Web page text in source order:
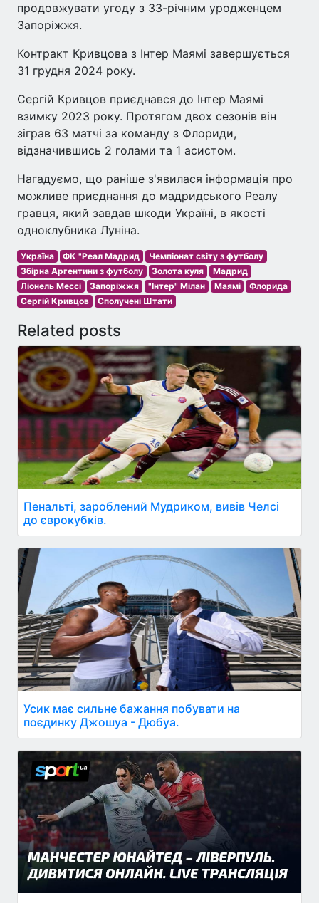
продовжувати угоду з 33-річним уродженцем
Запоріжжя.
Контракт Кривцова з Інтер Маямі завершується
31 грудня 2024 року.
Сергій Кривцов приєднався до Інтер Маямі
взимку 2023 року. Протягом двох сезонів він
зіграв 63 матчі за команду з Флориди,
відзначившись 2 голами та 1 асистом.
Нагадуємо, що раніше з'явилася інформація про
можливе приєднання до мадридського Реалу
гравця, який завдав шкоди Україні, в якості
одноклубника Луніна.
Україна ФК "Реал Мадрид
Чемпіонат світу з футболу
Збірна Аргентини з футболу
Золота куля
Мадрид
Ліонель Мессі
Запоріжжя "Інтер" Мілан Маямі
Флорида
Сергій Кривцов
Сполучені Штати
Related posts
Пенальті, зароблений Мудриком, вивів Челсі
до єврокубків.
Усик має сильне бажання побувати на
поєдинку Джошуа - Дюбуа.